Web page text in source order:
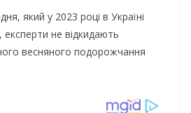
який у 2023 році в Україні
експерти не відкидають
весняного подорожчання